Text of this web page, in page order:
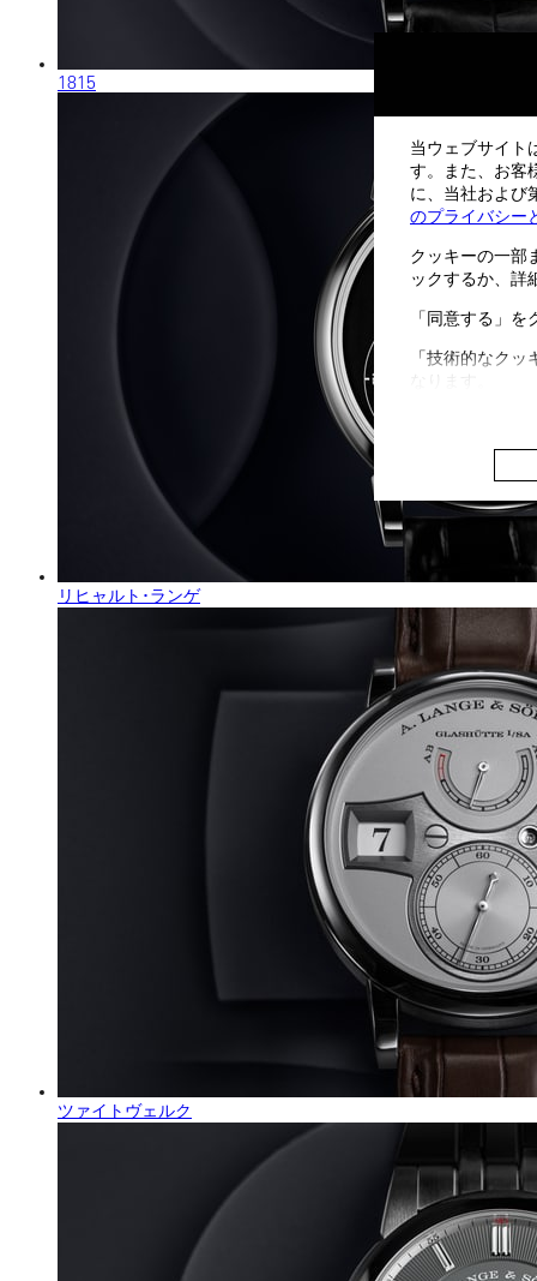
1815
リヒャルト･ランゲ
ツァイトヴェルク
当ウェブサイト
す。また、お客
に、当社および
のプライバシー
クッキーの一部
ックするか、詳
「同意する」
「技術的なク